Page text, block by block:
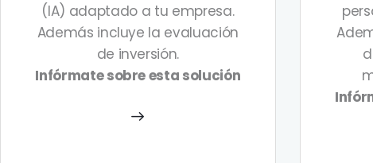
(IA) adaptado a tu empresa.
Además incluye la evaluación
de inversión.
Infórmate sobre esta solución